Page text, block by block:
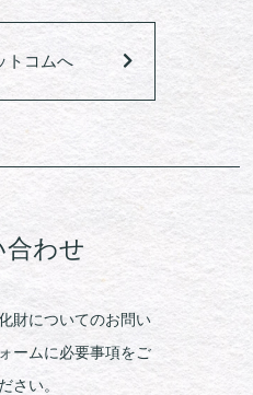
トコムへ
合わせ
財についてのお問い
ームに必要事項をご
さい。